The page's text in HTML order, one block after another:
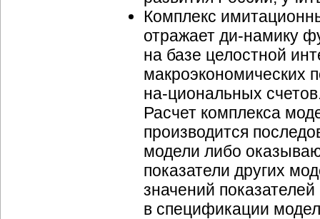
Комплекс
отражает ди-намику
на базе целостной
макроэкономических
на-циональных
Расчет комплекса
производится
модели либо
показатели других
значений
в спецификации